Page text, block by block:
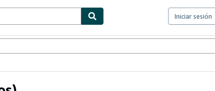
Iniciar sesión